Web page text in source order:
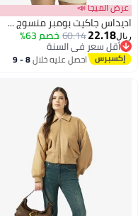
5
عرض الميجا 📣
اديداس جاكيت بومبر منسوج ...
ريال22.18
60.14خصم 63%
أقل سعر في السنة
أقل سعر في السنة
احصل عليه خلال 8 - 9